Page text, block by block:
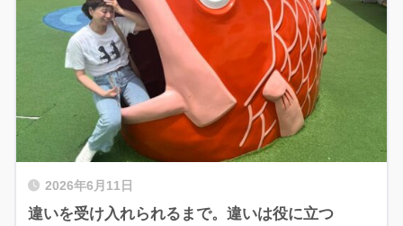
2026年6月11日
違いを受け入れられるまで。違いは役に立つ